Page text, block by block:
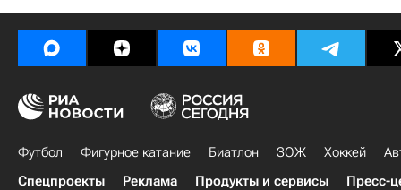
Футбол Фигурное катание Биатлон ЗОЖ Хоккей
Спецпроекты
Реклама Продукты и сервисы Пресс-